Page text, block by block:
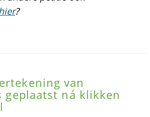
?
van
geplaatst ná klikken